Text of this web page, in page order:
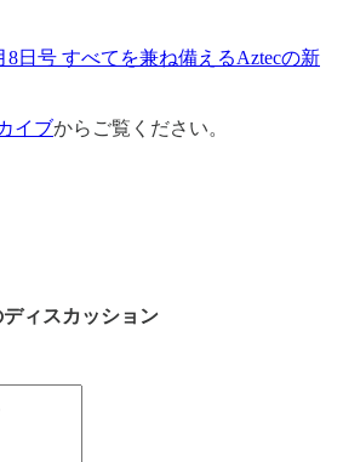
8日号 すべてを兼ね備えるAztecの新
イブからご覧ください。
ィスカッション